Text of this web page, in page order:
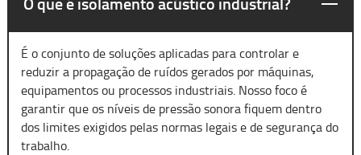
É o conjunto de soluções aplicadas para controlar e
reduzir a propagação de ruídos gerados por máquinas,
equipamentos ou processos industriais. Nosso foco é
garantir que os níveis de pressão sonora fiquem dentro
dos limites exigidos pelas normas legais e de segurança do
trabalho.